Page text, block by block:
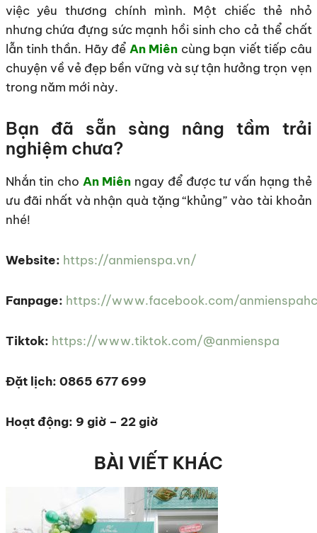
việc yêu thương chính mình. Một chiếc thẻ nhỏ
nhưng chứa đựng sức mạnh hồi sinh cho cả thể chất
lẫn tinh thần. Hãy để An Miên cùng bạn viết tiếp câu
chuyện về vẻ đẹp bền vững và sự tận hưởng trọn vẹn
trong năm mới này.
Bạn đã sẵn sàng nâng tầm trải
nghiệm chưa?
Nhắn tin cho An Miên ngay để được tư vấn hạng thẻ
ưu đãi nhất và nhận quà tặng “khủng” vào tài khoản
nhé!
Website: https://anmienspa.vn/
Fanpage: https://www.facebook.com/
Tiktok: https://www.tiktok.com/@anmienspa
Đặt lịch: 0865 677 699
Hoạt động: 9 giờ – 22 giờ
BÀI VIẾT KHÁC